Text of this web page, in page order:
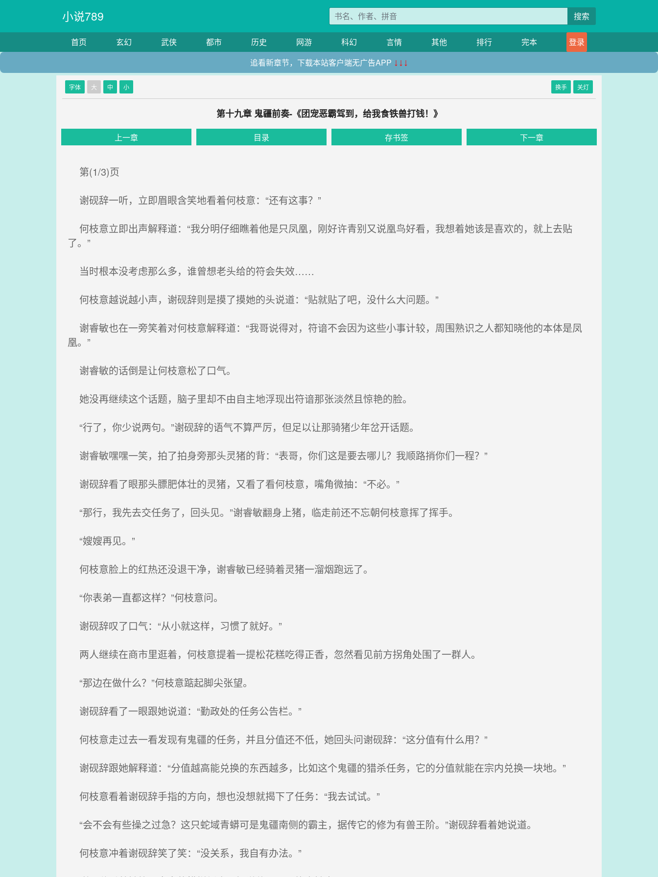
小说789 搜索
首页 玄幻 武侠 都市 历史 网游 科幻 言情 其他 排行 完本
登录
追看新章节，下载本站客户端无广告APP ↓↓↓
字体 大 中 小 换手 关灯
第十九章 鬼疆前奏-《团宠恶霸驾到，给我食铁兽打钱！》
上一章 目录 存书签 下一章
第(1/3)页
谢砚辞一听，立即眉眼含笑地看着何枝意：“还有这事？”
何枝意立即出声解释道：“我分明仔细瞧着他是只凤凰，刚好许青别又说凰鸟好看，我想着她该是喜欢的，就上去贴
了。”
当时根本没考虑那么多，谁曾想老头给的符会失效……
何枝意越说越小声，谢砚辞则是摸了摸她的头说道：“贴就贴了吧，没什么大问题。”
谢睿敏也在一旁笑着对何枝意解释道：“我哥说得对，符谙不会因为这些小事计较，周围熟识之人都知晓他的本体是凤
凰。”
谢睿敏的话倒是让何枝意松了口气。
她没再继续这个话题，脑子里却不由自主地浮现出符谙那张淡然且惊艳的脸。
“行了，你少说两句。”谢砚辞的语气不算严厉，但足以让那骑猪少年岔开话题。
谢睿敏嘿嘿一笑，拍了拍身旁那头灵猪的背：“表哥，你们这是要去哪儿？我顺路捎你们一程？”
谢砚辞看了眼那头膘肥体壮的灵猪，又看了看何枝意，嘴角微抽：“不必。”
“那行，我先去交任务了，回头见。”谢睿敏翻身上猪，临走前还不忘朝何枝意挥了挥手。
“嫂嫂再见。”
何枝意脸上的红热还没退干净，谢睿敏已经骑着灵猪一溜烟跑远了。
“你表弟一直都这样？”何枝意问。
谢砚辞叹了口气：“从小就这样，习惯了就好。”
两人继续在商市里逛着，何枝意提着一提松花糕吃得正香，忽然看见前方拐角处围了一群人。
“那边在做什么？”何枝意踮起脚尖张望。
谢砚辞看了一眼跟她说道：“勤政处的任务公告栏。”
何枝意走过去一看发现有鬼疆的任务，并且分值还不低，她回头问谢砚辞：“这分值有什么用？”
谢砚辞跟她解释道：“分值越高能兑换的东西越多，比如这个鬼疆的猎杀任务，它的分值就能在宗内兑换一块地。”
何枝意看着谢砚辞手指的方向，想也没想就揭下了任务：“我去试试。”
“会不会有些操之过急？这只蛇域青蟒可是鬼疆南侧的霸主，据传它的修为有兽王阶。”谢砚辞看着她说道。
何枝意冲着谢砚辞笑了笑：“没关系，我自有办法。”